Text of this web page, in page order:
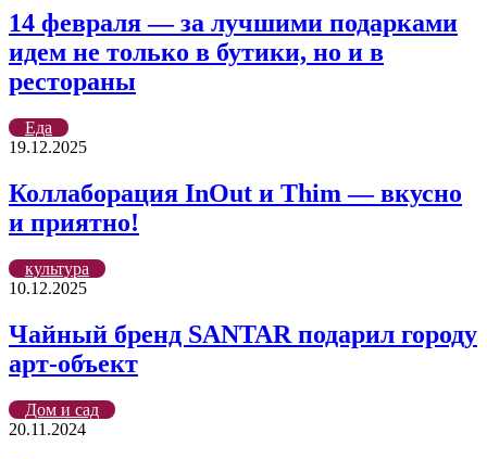
14 февраля — за лучшими подарками
идем не только в бутики, но и в
рестораны
Еда
19.12.2025
Коллаборация InOut и Thim — вкусно
и приятно!
культура
10.12.2025
Чайный бренд SANTAR подарил городу
арт-объект
Дом и сад
20.11.2024